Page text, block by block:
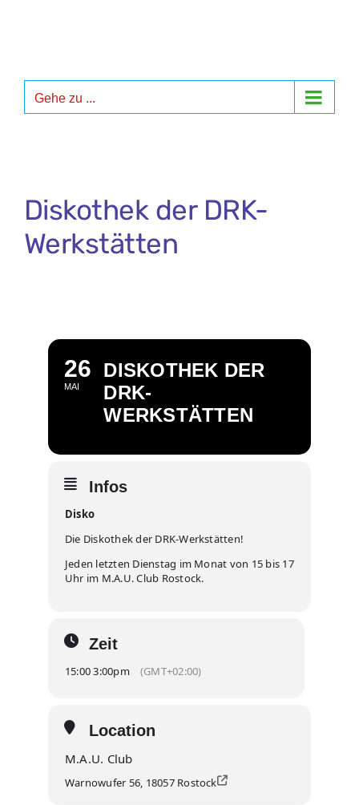
Gehe zu ...
Diskothek der DRK-
Werkstätten
26
MAI
DISKOTHEK DER
DRK-
WERKSTÄTTEN
Infos
Disko
Die Diskothek der DRK-Werkstätten!
Jeden letzten Dienstag im Monat von 15 bis 17
Uhr im M.A.U. Club Rostock.
Zeit
15:00 3:00pm (GMT+02:00)
Location
M.A.U. Club
Warnowufer 56, 18057 Rostock